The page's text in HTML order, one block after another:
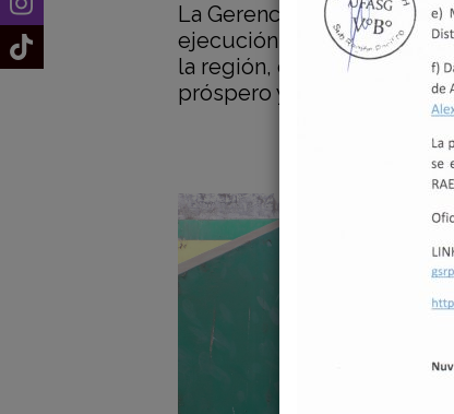
La Gerencia Subregional
ejecución de proyectos
la región, demostrando
próspero y lleno de